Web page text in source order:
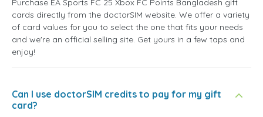
Purchase EA Sports FC 25 Xbox FC Points Bangladesh gift
cards directly from the doctorSIM website. We offer a variety
of card values for you to select the one that fits your needs
and we're an official selling site. Get yours in a few taps and
enjoy!
Can I use doctorSIM credits to pay for my gift
card?